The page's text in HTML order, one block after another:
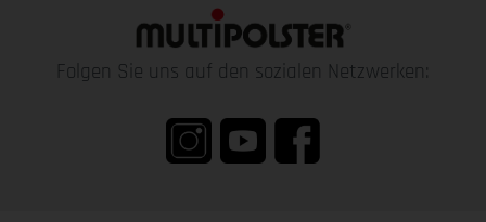
Folgen Sie uns auf den sozialen Netzwerken: